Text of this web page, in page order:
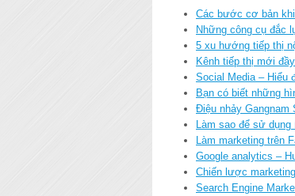
Các bước cơ bản khi
Những công cụ đắc
5 xu hướng tiếp thị
Kênh tiếp thị mới
Social Media – Hiểu
Bạn có biết những
Điệu nhảy Gangnam
Làm sao để sử dụng
Làm marketing trên
Google analytics –
Chiến lược
Search Engine